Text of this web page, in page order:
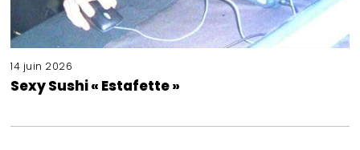
14 juin 2026
Sexy Sushi « Estafette »